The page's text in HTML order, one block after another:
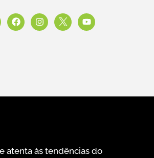
atenta às tendências do